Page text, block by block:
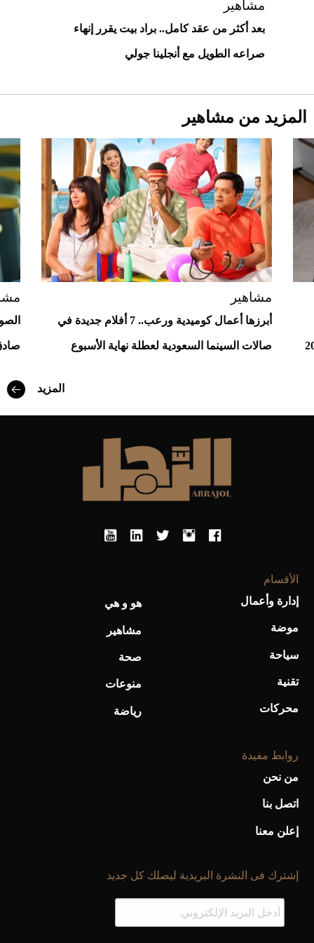
Aston Martin Valiant: على هوى الأبطال
مشاهير
بعد أكثر من عقد كامل.. براد بيت يقرر إنهاء
صراعه الطويل مع أنجلينا جولي
المزيد من مشاهير
مشاهير
أبرزها أعمال كوميدية ورعب.. 7 أفلام جديدة في
صالات السينما السعودية لعطلة نهاية الأسبوع
المزيد
الأقسام
إدارة وأعمال
موضة
سياحة
تقنية
محركات
هو و هي
مشاهير
صحة
منوعات
رياضة
روابط مفيدة
من نحن
اتصل بنا
إعلن معنا
إشترك فى النشرة البريدية ليصلك كل جديد